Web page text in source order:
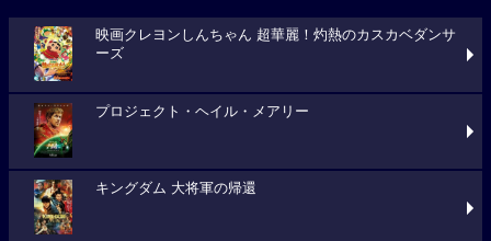
映画クレヨンしんちゃん 超華麗！灼熱のカスカベダンサ
ーズ
プロジェクト・ヘイル・メアリー
キングダム 大将軍の帰還